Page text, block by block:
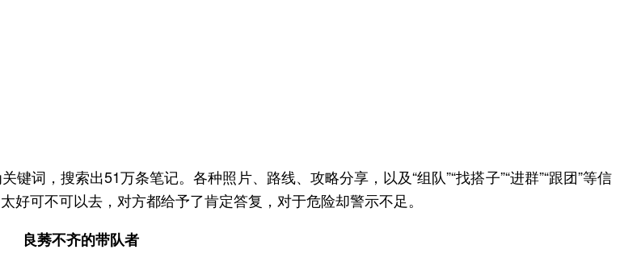
词，搜索出51万条笔记。各种照片、路线、攻略分享，以及“组队”“找搭子”“进群”“跟团”等信
可不可以去，对方都给予了肯定答复，对于危险却警示不足。
良莠不齐的带队者